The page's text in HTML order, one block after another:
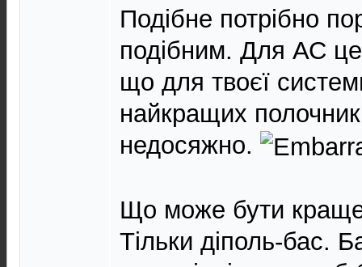
Подібне потрібно
подібним. Для АС
що для твоєї
найкращих
недосяжно.
Що може бути краще
Тільки діполь-бас.